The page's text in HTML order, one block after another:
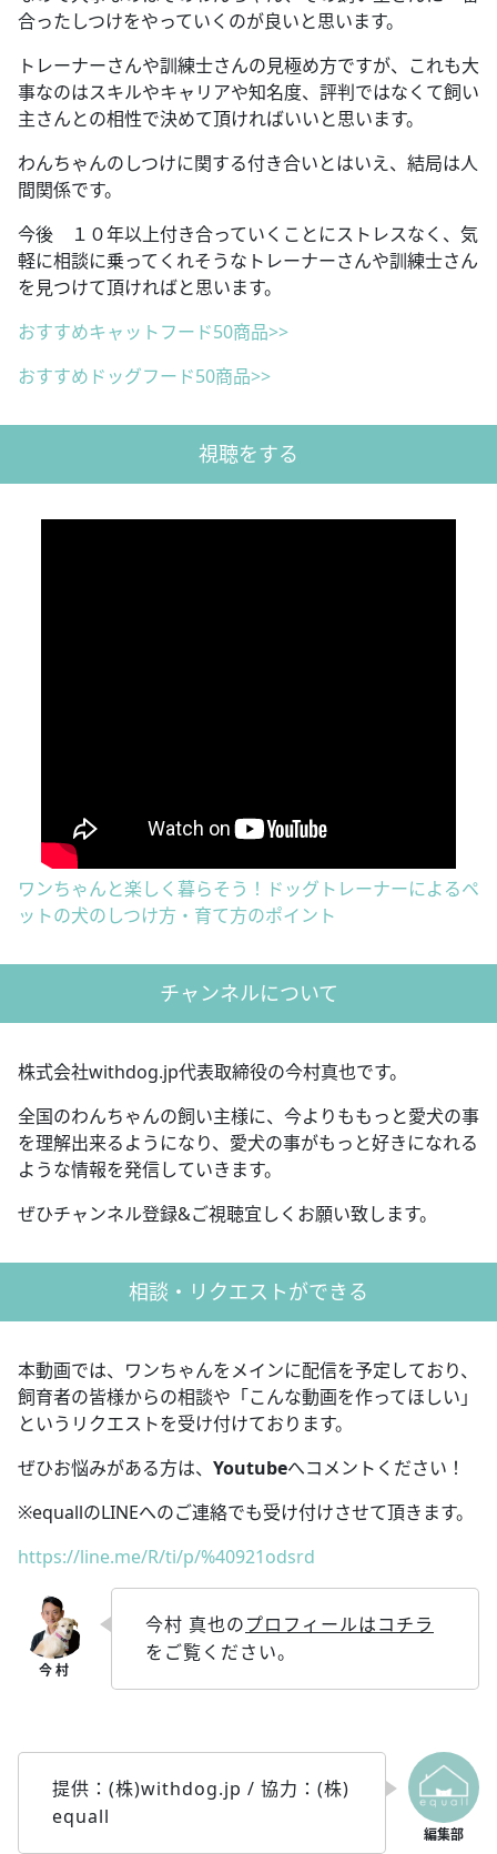
合ったしつけをやっていくのが良いと思います。
トレーナーさんや訓練士さんの見極め方ですが、これも大
事なのはスキルやキャリアや知名度、評判ではなくて飼い
主さんとの相性で決めて頂ければいいと思います。
わんちゃんのしつけに関する付き合いとはいえ、結局は人
間関係です。
今後 １０年以上付き合っていくことにストレスなく、気
軽に相談に乗ってくれそうなトレーナーさんや訓練士さん
を見つけて頂ければと思います。
おすすめキャットフード50商品>>
おすすめドッグフード50商品>>
視聴をする
ワンちゃんと楽しく暮らそう！ドッグトレーナーによるペ
ットの犬のしつけ方・育て方のポイント
チャンネルについて
株式会社withdog.jp代表取締役の今村真也です。
全国のわんちゃんの飼い主様に、今よりももっと愛犬の事
を理解出来るようになり、愛犬の事がもっと好きになれる
ような情報を発信していきます。
ぜひチャンネル登録&ご視聴宜しくお願い致します。
相談・リクエストができる
本動画では、ワンちゃんをメインに配信を予定しており、
飼育者の皆様からの相談や「こんな動画を作ってほしい」
というリクエストを受け付けております。
ぜひお悩みがある方は、 Youtubeへコメントください！
※equallのLINEへのご連絡でも受け付けさせて頂きます。
https://line.me/R/ti/p/%40921odsrd
今村 真也のプロフィールはコチラ
をご覧ください。
提供：(株)withdog.jp / 協力：(株)
equall